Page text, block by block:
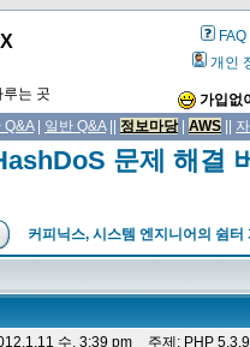
는 곳
FAQ
개인
가입없
Q&A| 일반 Q&A|| 정보마당| AWS
문제 해결
커피닉스, 시스템 엔지니어의 쉼터
수, 3:39 pm 주제: PHP